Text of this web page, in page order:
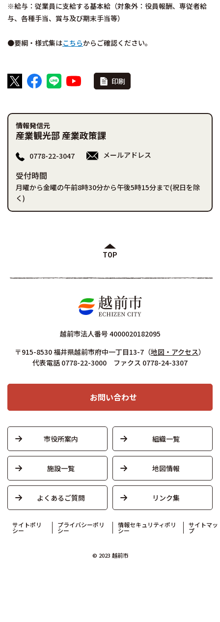
※給与：従業員に支給する基本給（対象外：役員報酬、専従者給
与、各種手当、賞与及び期末手当等）
●要綱・様式集はこちらからご確認ください。
印刷
情報発信元
産業観光部 産業政策課
0778-22-3047 メールアドレス
受付時間
月曜から金曜の午前8時30分から午後5時15分まで(祝日を除
く)
TOP
越前市法人番号 4000020182095
〒915-8530 福井県越前市府中一丁目13-7 （地図・アクセス）
代表電話 0778-22-3000 ファクス 0778-24-3307
お問い合わせ
市役所案内 組織一覧
施設一覧 地図情報
よくあるご質問 リンク集
サイトポリ
シー
プライバシーポリ
シー
情報セキュリティポリ
シー
サイトマッ
プ
© 2023 越前市